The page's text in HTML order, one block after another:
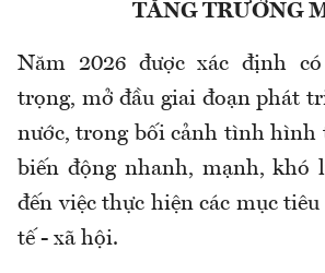
TĂNG TRƯỞNG
Năm 2026 được xác định
trọng, mở đầu giai đoạn phát
nước, trong bối cảnh tình hình
biến động nhanh, mạnh, khó
đến việc thực hiện các mục
tế - xã hội.